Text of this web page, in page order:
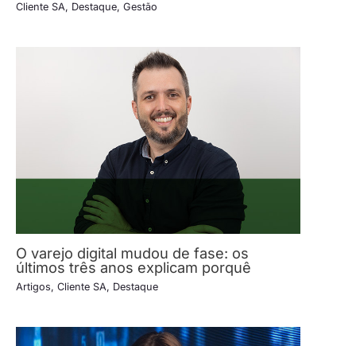
Cliente SA, Destaque, Gestão
O varejo digital mudou de fase: os
últimos três anos explicam porquê
Artigos, Cliente SA, Destaque